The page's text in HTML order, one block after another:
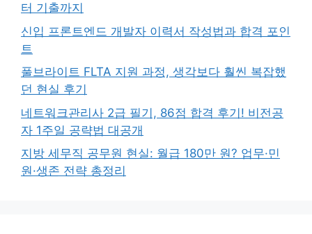
터 기출까지
신입 프론트엔드 개발자 이력서 작성법과 합격 포인
트
풀브라이트 FLTA 지원 과정, 생각보다 훨씬 복잡했
던 현실 후기
네트워크관리사 2급 필기, 86점 합격 후기! 비전공
자 1주일 공략법 대공개
지방 세무직 공무원 현실: 월급 180만 원? 업무·민
원·생존 전략 총정리